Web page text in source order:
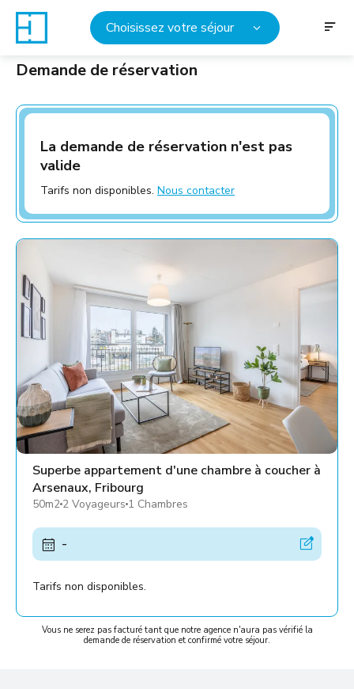
Choisissez votre séjour
Demande de réservation
La demande de réservation n'est pas
valide
Tarifs non disponibles. Nous contacter
Superbe appartement d'une chambre à coucher à
Arsenaux, Fribourg
50m2 2 Voyageurs 1 Chambres
-
Tarifs non disponibles.
Vous ne serez pas facturé tant que notre agence n'aura pas vérifié la
demande de réservation et confirmé votre séjour.